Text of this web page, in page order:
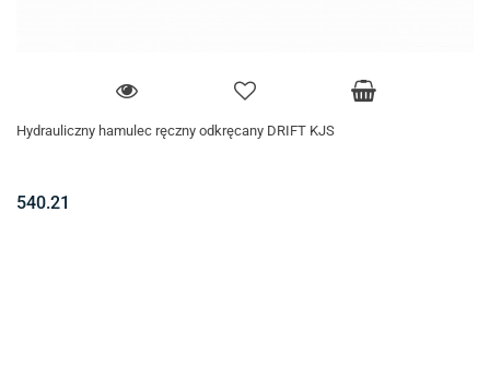
Hydrauliczny hamulec ręczny odkręcany DRIFT KJS
540.21